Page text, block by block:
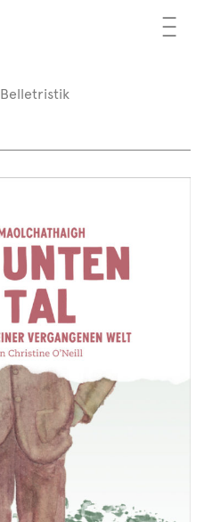
—
—
—
Belletristik